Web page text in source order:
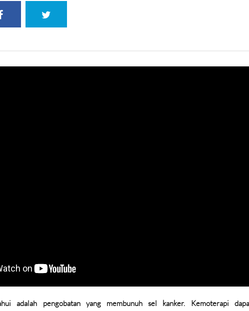
adalah pengobatan yang membunuh sel kanker. Kemoterapi